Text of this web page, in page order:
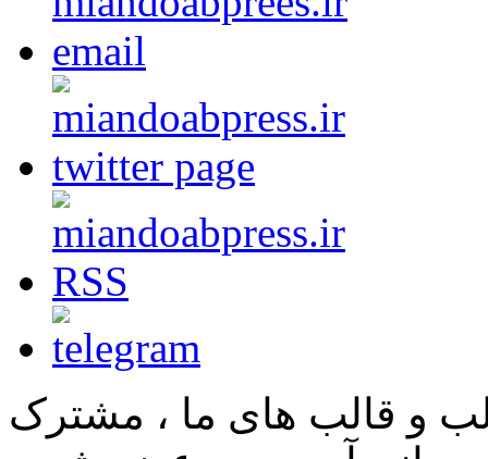
و قالب های ما ، مشترک